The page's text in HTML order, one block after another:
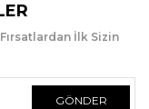
İlk Sizin
GÖNDER